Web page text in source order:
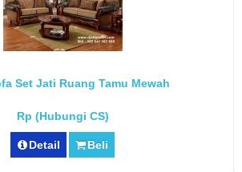
Set Jati Ruang Tamu Mewah
Rp (Hubungi CS)
Detail Beli